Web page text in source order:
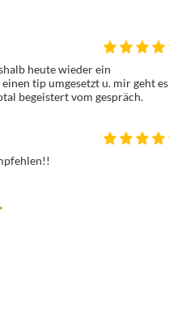
heute wieder ein
tip umgesetzt u. mir geht es
begeistert vom gespräch.